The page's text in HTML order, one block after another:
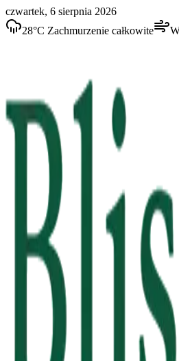
czwartek, 6 sierpnia 2026
28°C Zachmurzenie całkowite